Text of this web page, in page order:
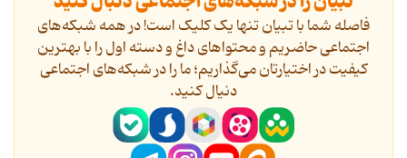
فاصله شما با تبیان تنها یک کلیک است! در همه شبکه‌های
اجتماعی حاضریم و محتواهای داغ و دسته اول را با بهترین
کیفیت در اختیارتان می‌گذاریم؛ ما را در شبکه‌های اجتماعی
دنیال کنید.